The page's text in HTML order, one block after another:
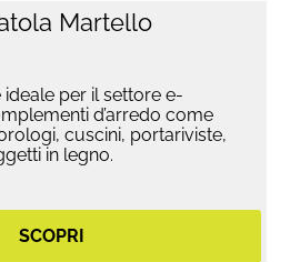
per il settore e-
d’arredo come
cuscini, portariviste,
in legno.
SCOPRI